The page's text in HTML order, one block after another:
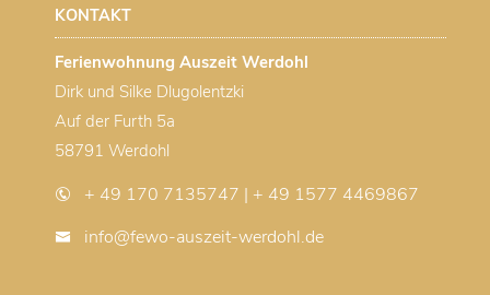
KONTAKT
Ferienwohnung Auszeit Werdohl
Dirk und Silke Dlugolentzki
Auf der Furth 5a
58791 Werdohl
+ 49 170 7135747 | + 49 1577 4469867
info@fewo-auszeit-werdohl.de